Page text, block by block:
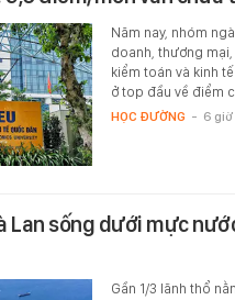
Năm nay, nhóm
doanh, thương
kiểm toán và kinh
ở top đầu về điểm
HỌC ĐƯỜNG - 6
Lan sống dưới mực
Gần 1/3 lãnh thổ